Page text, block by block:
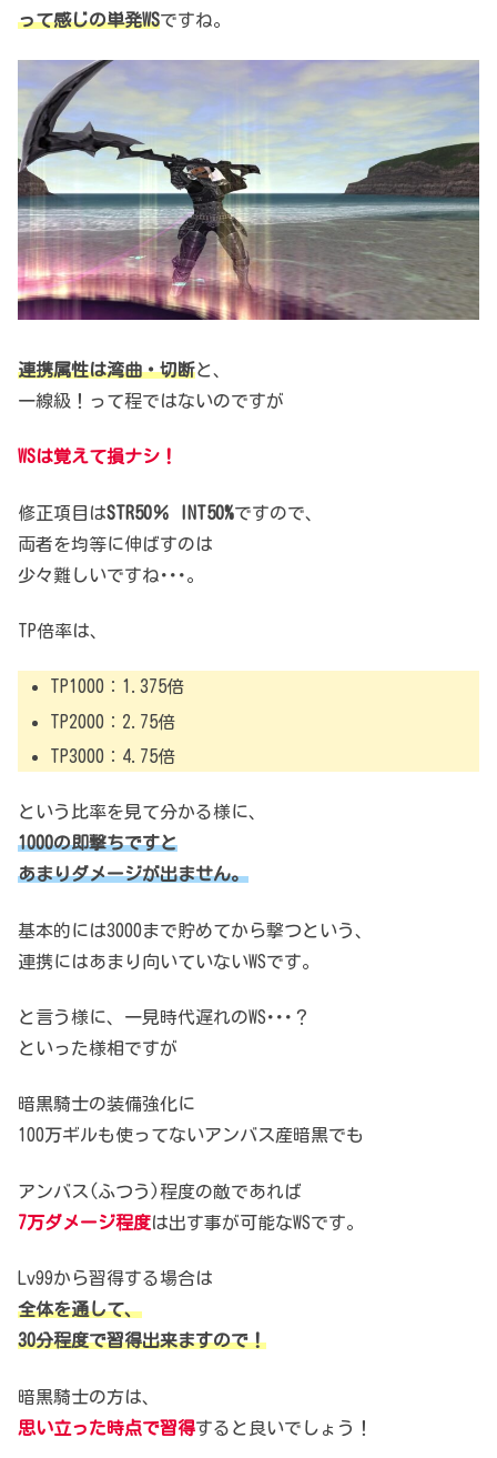
って感じの単発WSですね。
連携属性は湾曲・切断と、
一線級！って程ではないのですが
WSは覚えて損ナシ！
修正項目はSTR50％ INT50%ですので、
両者を均等に伸ばすのは
少々難しいですね･･･。
TP倍率は、
TP1000：1.375倍
TP2000：2.75倍
TP3000：4.75倍
という比率を見て分かる様に、
1000の即撃ちですと
あまりダメージが出ません。
基本的には3000まで貯めてから撃つという、
連携にはあまり向いていないWSです。
と言う様に、一見時代遅れのWS･･･？
といった様相ですが
暗黒騎士の装備強化に
100万ギルも使ってないアンバス産暗黒でも
アンバス(ふつう)程度の敵であれば
7万ダメージ程度は出す事が可能なWSです。
Lv99から習得する場合は
全体を通して、
30分程度で習得出来ますので！
暗黒騎士の方は、
思い立った時点で習得すると良いでしょう！